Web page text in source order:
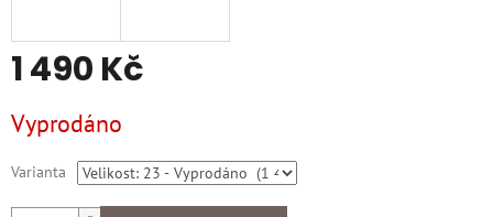
1 490 Kč
cena:
Vyprodáno
Varianta